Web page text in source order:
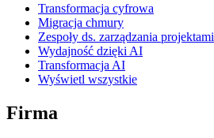
Transformacja cyfrowa
Migracja chmury
Zespoły ds. zarządzania projektami
Wydajność dzięki AI
Transformacja AI
Wyświetl wszystkie
Firma